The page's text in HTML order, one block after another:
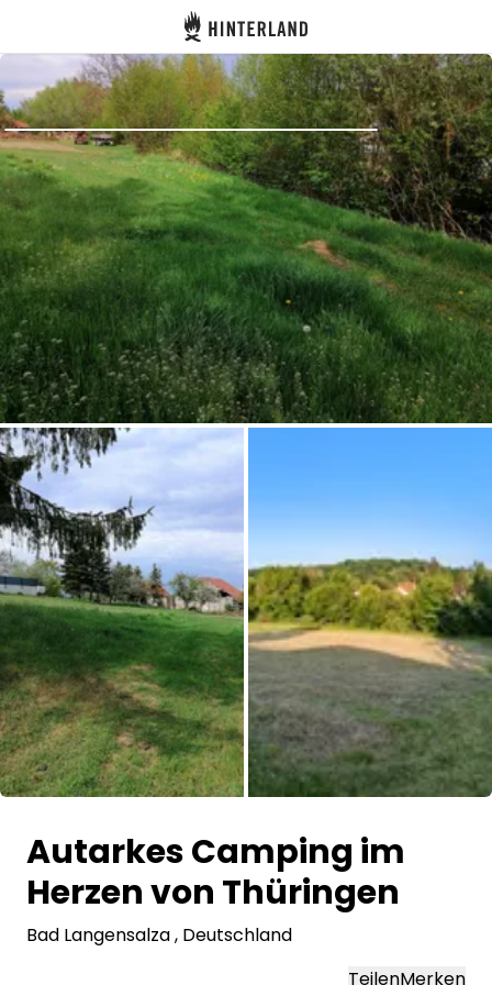
Hinterland
Anmelden
Registrieren
Gastgeber werden
Zelt- & Stellplätze
Unterkünfte
Frag Howdy
Fotoinspiration
Tipps & Inspiration
Stories
Gutscheine
Shop
Kontakt
Autarkes Camping im
Herzen von Thüringen
Bad Langensalza, Deutschland
TeilenMerken